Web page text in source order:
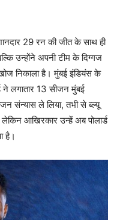
29 रन की जीत के साथ ही
उन्होंने अपनी टीम के दिग्गज
खोज निकाला है। मुंबई इंडियंस के
ने लगातार 13 सीजन मुंबई
संन्यास ले लिया, तभी से ब्ल्यू
लेकिन आखिरकार उन्हें अब पोलार्ड
है।